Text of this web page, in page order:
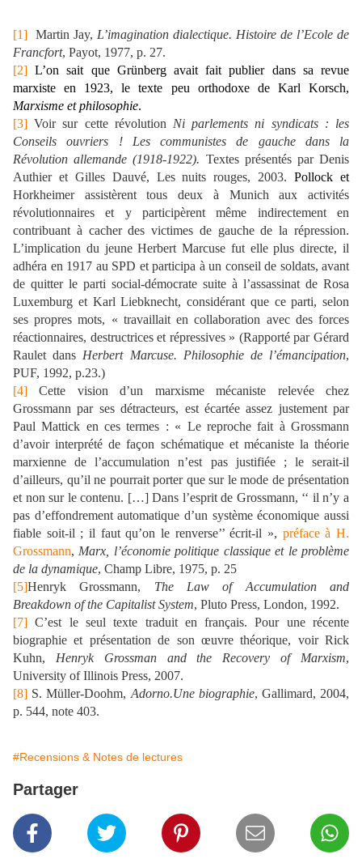
[1] Martin Jay, L’imagination dialectique. Histoire de l’Ecole de
Francfort, Payot, 1977, p. 27.
[2] L’on sait que Grünberg avait fait publier dans sa revue
marxiste en 1923, le texte peu orthodoxe de Karl Korsch,
Marxisme et philosophie.
[3] Voir sur cette révolution Ni parlements ni syndicats : les
Conseils ouvriers ! Les communistes de gauche dans la
Révolution allemande (1918-1922). Textes présentés par Denis
Authier et Gilles Dauvé, Les nuits rouges, 2003.Pollock et
Horkheimer assistèrent tous deux à Munich aux activités
révolutionnaires et y participèrent même indirectement en
contribuant à cacher des victimes de gauche de la répression.
L’implication du jeune Herbert Marcuse fut elle plus directe, il
adhéra en 1917 au SPD et participa à un conseil de soldats, avant
de quitter le parti social-démocrate suite à l’assassinat de Rosa
Luxemburg et Karl Liebknecht, considérant que ce parti, selon
ses propres mots, « travaillait en collaboration avec des forces
réactionnaires, destructrices et répressives » (Rapporté par Gérard
Raulet dans Herbert Marcuse. Philosophie de l’émancipation,
PUF, 1992, p.23.)
[4] Cette vision d’un marxisme mécaniste relevée chez
Grossmann par ses détracteurs, est écartée assez justement par
Paul Mattick en ces termes : « Le reproche fait à Grossmann
d’avoir interprété de façon schématique et mécaniste la théorie
marxienne de l’accumulation n’est pas justifiée ; le serait-il
d’ailleurs, qu’il ne pourrait porter que sur le mode de présentation
et non sur le contenu. […] Dans l’esprit de Grossmann, ‘‘ il n’y a
pas d’effondrement automatique d’un système économique aussi
fiable soit-il ; il faut qu’on le renverse’’ écrit-il », préface à H.
Grossmann, Marx, l’économie politique classique et le problème
de la dynamique, Champ Libre, 1975, p. 25
[5]Henryk Grossmann, The Law of Accumulation and
Breakdown of the Capitalist System, Pluto Press, London, 1992.
[7] C’est le seul texte traduit en français. Pour une récente
biographie et présentation de son œuvre théorique, voir Rick
Kuhn, Henryk Grossman and the Recovery of Marxism,
University of Illinois Press, 2007.
[8] S. Müller-Doohm, Adorno.Une biographie, Gallimard, 2004,
p. 544, note 403.
#Recensions & Notes de lectures
Partager